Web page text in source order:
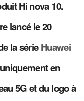
Hi nova 10.
lancé le 20
la sérieHuawei
en
5G et du logo à